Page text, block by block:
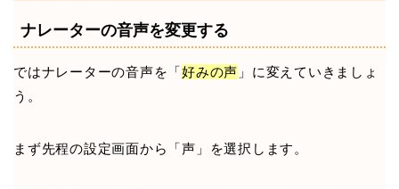
ナレーターの音声を変更する
ではナレーターの音声を「好みの声 」に変えていきましょ
う。
まず先程の設定画面から「声」を選択します。